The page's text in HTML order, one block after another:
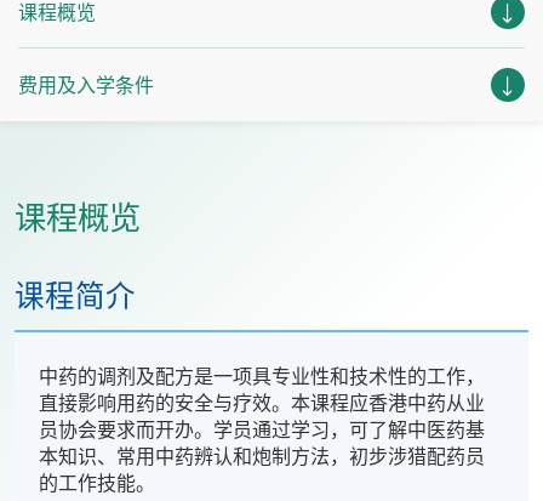
课程概览
费用及入学条件
课程概览
课程简介
中药的调剂及配方是一项具专业性和技术性的工作，
直接影响用药的安全与疗效。本课程应香港中药从业
员协会要求而开办。学员通过学习，可了解中医药基
本知识、常用中药辨认和炮制方法，初步涉猎配药员
的工作技能。